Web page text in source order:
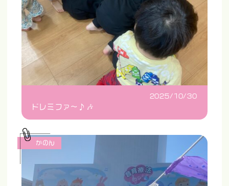
2025/10/30
ドレミファ〜♪🎶
かのん